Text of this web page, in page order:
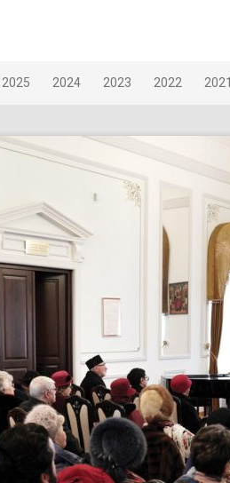
2025 2024 2023 2022 2021